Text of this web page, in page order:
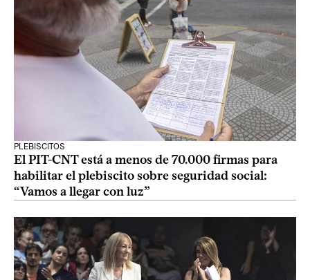
PLEBISCITOS
El PIT-CNT está a menos de 70.000 firmas para
habilitar el plebiscito sobre seguridad social:
“Vamos a llegar con luz”